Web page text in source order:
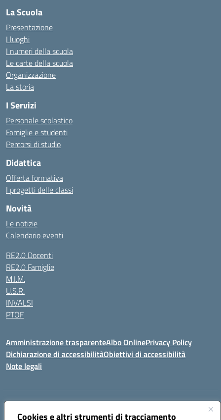
Cookies e altri strumenti di tracciamento
La Scuola
Presentazione
I luoghi
I numeri della scuola
Le carte della scuola
Organizzazione
La storia
I Servizi
Personale scolastico
Famiglie e studenti
Percorsi di studio
Didattica
Offerta formativa
I progetti delle classi
Novità
Le notizie
Calendario eventi
RE2.0 Docenti
RE2.0 Famiglie
M.I.M.
U.S.R.
INVALSI
PTOF
Amministrazione trasparenteAlbo OnlinePrivacy Policy
Dichiarazione di accessibilitàObiettivi di accessibilità
Note legali
Indirizzo:
Centralino:09231872080 Email:tpic80900q@istruzione.it